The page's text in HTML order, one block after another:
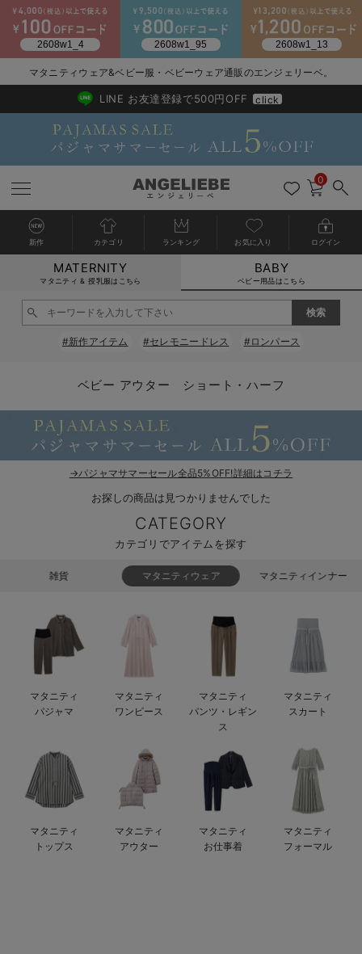
新生児服全て
ベビー服全て
ロンパース・カバーオール
ベビー ブルマ
ベビー スカート
ベビー セットアップ
ベビー帽子（新生児・乳児）
新生児スリーパー・ベビーパジャマ
ベビーシューズ・ファーストシューズ・ベビー靴下
ベビー 小物
シーズンアイテム全て
ベビー・新生児 寝具全て
ベビーベッド・布団 （ベビー・新生児）
ベビー 雑貨全て
ベビーチェア（ハイローチェア）・ベビーラック
ベビー 雑貨 小物
ベビー安全グッズ
授乳・調乳・お食事
赤ちゃん 洗剤・洗濯用品・お掃除
赤ちゃん お風呂・ベビースキンケア
おむつ関連グッズ
お出かけグッズ全て
ベビー｜季節の特集全て
猛暑からベビーを守るひんやりグッズ
ベビーの動物なりきり特集
ベビー 夏のお役立ちグッズ特集
【素材別】ベビーロンパース特集
アウトレット全て
【アウトレット】ワンピース
【アウトレット】パジャマ
【アウトレット】インナー
【アウトレット】ベビー
特集全て
抗菌防臭加工
コットン素材
ブラトップ
快適機能ウェア特集 トップス
快適機能ウェア特集 ボトムス
快適機能ウェア特集 パジャマ
安心の日本製。先輩ママが買ってよかった！本当に必要な出産準備品
ハレの日に着るANGELIEBEのセレモニー
買って正解！高評価レビューアイテム
再入荷全て
再入荷｜インナー
戻る
送料無料アイテム全て
ワンピース
スカート
パジャマ
インナー
ベビー
戻る
ブラキャミ おまとめ
MAX55%OFF ブラックフ
戻る
【37周年祭セール】
【37周年祭セール】
戻る
気温差別オススメア
【15℃】3月下旬～
戻る
動きやすく着回しで
戻る
強撚スムース(コスパ
戻る
マタニティウェア
【おまとめ割】パジ
戻る
こだわりの履き心地
カジュアル
オフィス
戻る
ジャケット派
きれいめ美脚パンツ派
ツィード派
王道シンプル派
戻る
出産準備応援割全て
マタニティパジャマ
戻る
【オフィスカジュア
戻る
レギンスタイプ
戻る
【フォーマル】ワン
戻る
【ベビー】長袖
戻る
ハンカチ
短肌着
セット
戻る
快適ウェア10%OFF
快適ウェア10%OFF
戻る
春のマタニティワン
セットアップ・ レイ
ジャンパースカート/
ワーク・オフィス
カジュアル
あったかアイテム｜
戻る
Gift Selection 出産
〜3,000円（税込）
10,001円（税込）〜
女の子におススメの
男の子におススメの
もらって嬉しいギフト
何枚あっても嬉しい
長く使えるアイテム
お部屋映えアイテム
戻る
冬の冷え対策インナ
薄くてあったか
保温&リカバリー
レギンス・タイツ
カップ付きインナー
裏起毛素材
戻る
入院準備の持ち物チ
入院してすぐ使うグ
戻る
冬のあったか特集全て
【冬のあったか特集
【冬のあったか特集
マタニティウェア&ベビー服・ベビーウェア通販のエンジェリーベ。
2026/NewArrival
送料495円(一部地域を除く) 7,700円以上で送料無料
LINE お友達登録で500円OFF click
0
新作 カテゴリ ランキング お気に入り ログイン
MATERNITY
マタニティ & 授乳服はこちら
BABY
ベビー用品はこちら
#新作アイテム #セレモニードレス #ロンパース
ベビー アウター ショート・ハーフ
→パジャマサマーセール全品5%OFF!詳細はコチラ
お探しの商品は見つかりませんでした
CATEGORY
カテゴリでアイテムを探す
雑貨 マタニティウェア マタニティインナー
マタニティ
パジャマ
マタニティ
ワンピース
マタニティ
パンツ・レギン
ス
マタニティ
スカート
マタニティ
トップス
マタニティ
アウター
マタニティ
お仕事着
マタニティ
フォーマル
カートに入れる
閉じる